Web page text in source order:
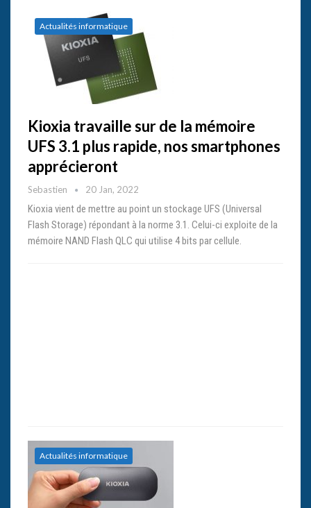
Actualités informatique
Kioxia travaille sur de la mémoire
UFS 3.1 plus rapide, nos smartphones
apprécieront
Sebastien 20 Jan, 2022
Kioxia vient de mettre au point un stockage UFS (Universal
Flash Storage) répondant à la norme 3.1. Celui-ci exploite de la
mémoire NAND Flash QLC qui utilise 4 bits par cellule.
Actualités informatique